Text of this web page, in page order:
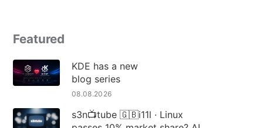
Featured
KDE has a new
blog series
08.08.2026
s3n📺tube 🇬🇧i11l · Linux